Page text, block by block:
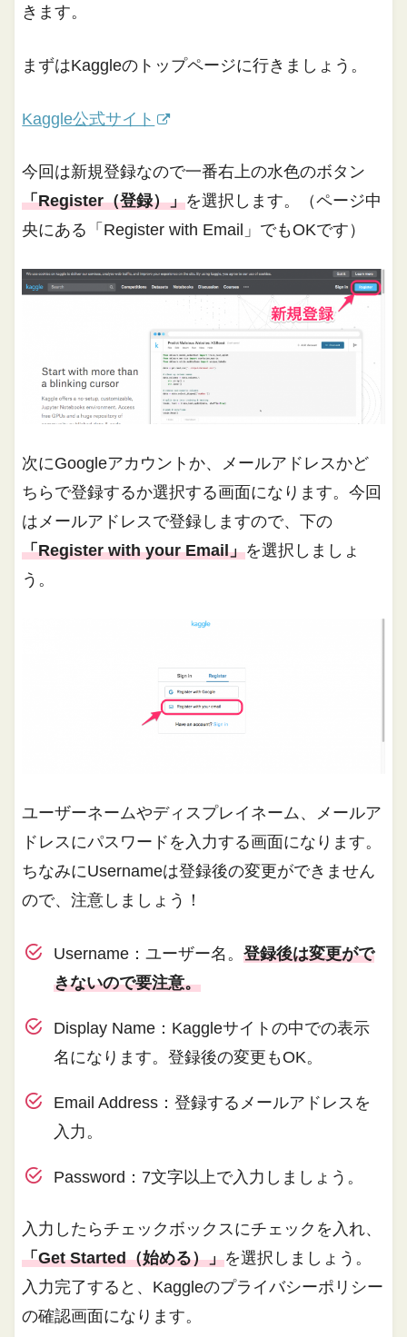
きます。
まずはKaggleのトップページに行きましょう。
Kaggle公式サイト
今回は新規登録なので一番右上の水色のボタン
「Register（登録）」を選択します。（ページ中
央にある「Register with Email」でもOKです）
次にGoogleアカウントか、メールアドレスかど
ちらで登録するか選択する画面になります。今回
はメールアドレスで登録しますので、下の
「Register with your Email」を選択しましょ
う。
ユーザーネームやディスプレイネーム、メールア
ドレスにパスワードを入力する画面になります。
ちなみにUsernameは登録後の変更ができません
ので、注意しましょう！
Username：ユーザー名。 登録後は変更がで
きないので要注意。
Display Name：Kaggleサイトの中での表示
名になります。登録後の変更もOK。
Email Address：登録するメールアドレスを
入力。
Password：7文字以上で入力しましょう。
入力したらチェックボックスにチェックを入れ、
「Get Started（始める）」を選択しましょう。
入力完了すると、Kaggleのプライバシーポリシー
の確認画面になります。